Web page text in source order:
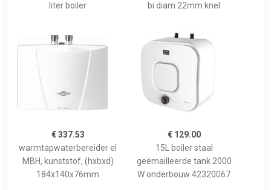
liter boiler
bi diam 22mm knel
€ 337.53
warmtapwaterbereider el
MBH, kunststof, (hxbxd)
184x140x76mm
€ 129.00
15L boiler staal
geëmailleerde tank 2000
W onderbouw 42320067